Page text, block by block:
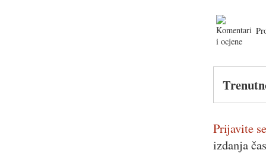
Prijavite
izdanja